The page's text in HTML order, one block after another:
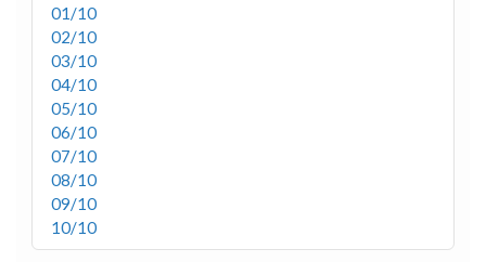
01/10
02/10
03/10
04/10
05/10
06/10
07/10
08/10
09/10
10/10